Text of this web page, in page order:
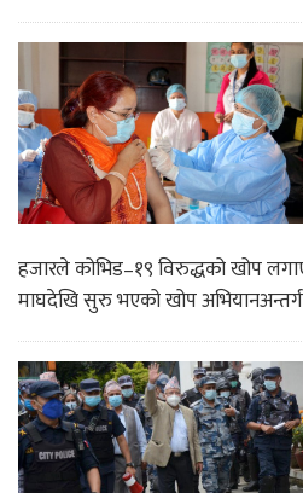
हजारले कोभिड–१९ विरुद्धको खोप
माघदेखि सुरु भएको खोप